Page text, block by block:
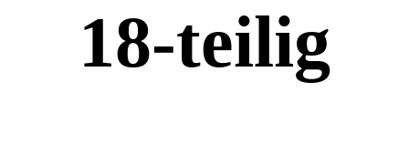
18-teilig